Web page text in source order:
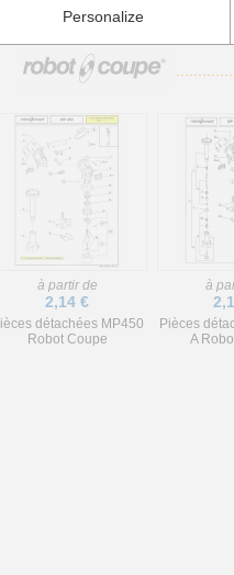
à partir de
2,14 €
détachées MP450
Robot Coupe
à
Pièces
A
Personalize